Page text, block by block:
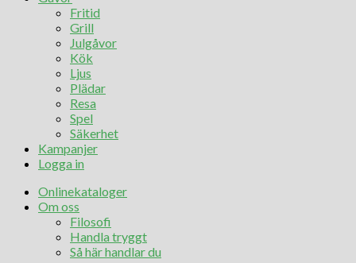
Fritid
Grill
Julgåvor
Kök
Ljus
Plädar
Resa
Spel
Säkerhet
Kampanjer
Logga in
Onlinekataloger
Om oss
Filosofi
Handla tryggt
Så här handlar du